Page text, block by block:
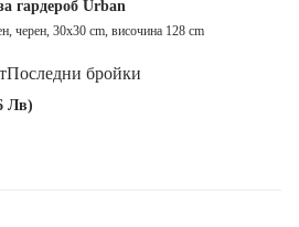
гардероб Urban
черен, 30x30 cm, височина 128 cm
Последни бройки
Лв)